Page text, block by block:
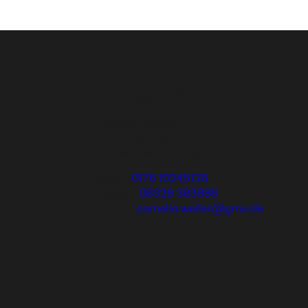
0176 10245128
08326 383988
cornelia.weiler@gmx.de